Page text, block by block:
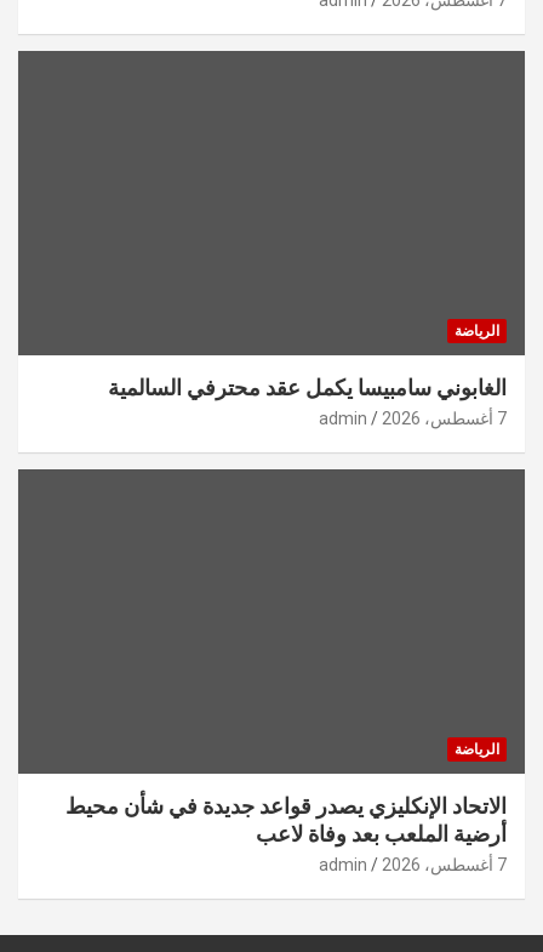
الرياضة
الغابوني سامبيسا يكمل عقد محترفي السالمية
7 أغسطس، 2026 admin
الرياضة
الاتحاد الإنكليزي يصدر قواعد جديدة في شأن محيط
أرضية الملعب بعد وفاة لاعب
7 أغسطس، 2026 admin